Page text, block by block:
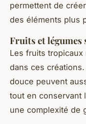
permettent de
des éléments plus
Fruits et légumes
Les fruits
dans ces
douce peuvent
tout en conservant
une complexité de